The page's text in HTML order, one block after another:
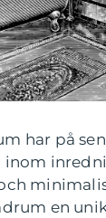
har på
en